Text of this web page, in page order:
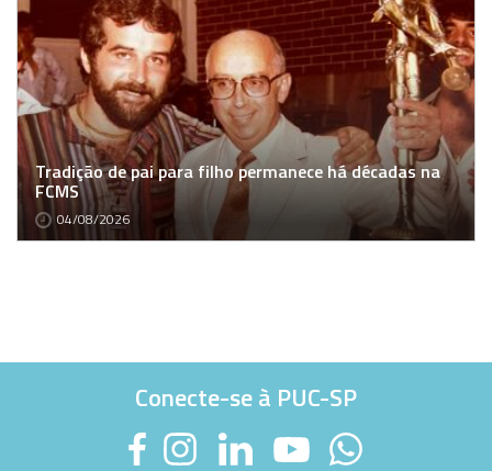
Tradição de pai para filho permanece há décadas na
FCMS
04/08/2026
Conecte-se à PUC-SP